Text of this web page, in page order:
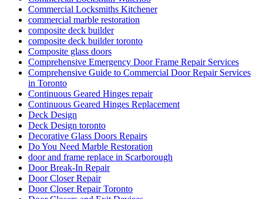
Commercial Locksmiths Kitchener
commercial marble restoration
composite deck builder
composite deck builder toronto
Composite glass doors
Comprehensive Emergency Door Frame Repair Services
Comprehensive Guide to Commercial Door Repair Services
in Toronto
Continuous Geared Hinges repair
Continuous Geared Hinges Replacement
Deck Design
Deck Design toronto
Decorative Glass Doors Repairs
Do You Need Marble Restoration
door and frame replace in Scarborough
Door Break-In Repair
Door Closer Repair
Door Closer Repair Toronto